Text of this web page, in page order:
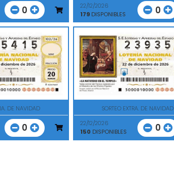
0
22/12/2026
179 DISPONIBLES 0
DE NAVIDAD
0
SORTEO EXTRA. DE NAVIDAD
22/12/2026
150 DISPONIBLES 0